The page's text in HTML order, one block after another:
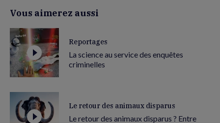
Vous aimerez aussi
Reportages
La science au service des enquêtes
criminelles
Le retour des animaux disparus
Le retour des animaux disparus ? Entre